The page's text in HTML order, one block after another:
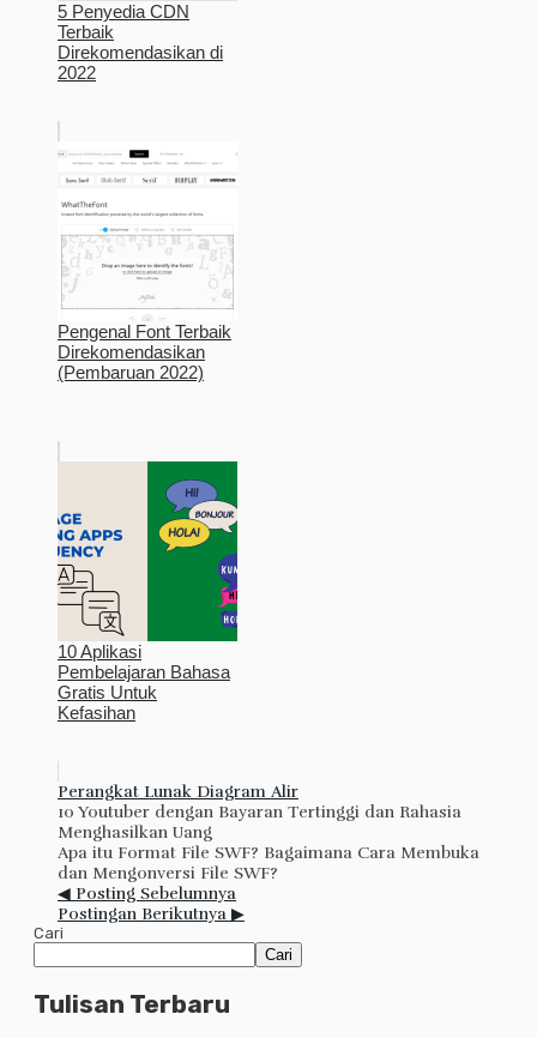
5 Penyedia CDN
Terbaik
Direkomendasikan di
2022
Pengenal Font Terbaik
Direkomendasikan
(Pembaruan 2022)
10 Aplikasi
Pembelajaran Bahasa
Gratis Untuk
Kefasihan
Perangkat Lunak Diagram Alir
10 Youtuber dengan Bayaran Tertinggi dan Rahasia
Menghasilkan Uang
Apa itu Format File SWF? Bagaimana Cara Membuka
dan Mengonversi File SWF?
◀ Posting Sebelumnya
Postingan Berikutnya ▶
Cari
Cari
Tulisan Terbaru